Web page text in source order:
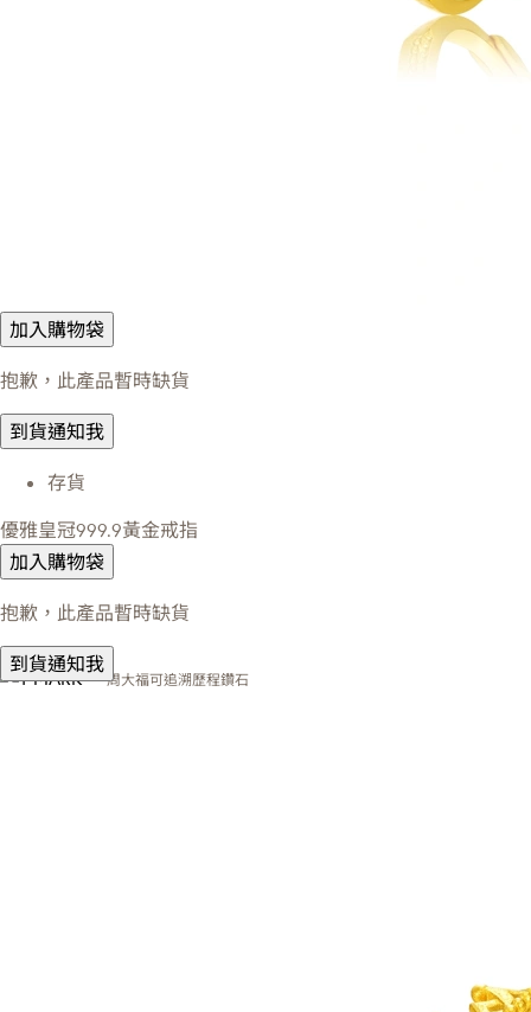
加入購物袋
抱歉，此產品暫時缺貨
到貨通知我
存貨
優雅皇冠999.9黃金戒指
加入購物袋
抱歉，此產品暫時缺貨
到貨通知我
周大福可追溯歷程鑽石